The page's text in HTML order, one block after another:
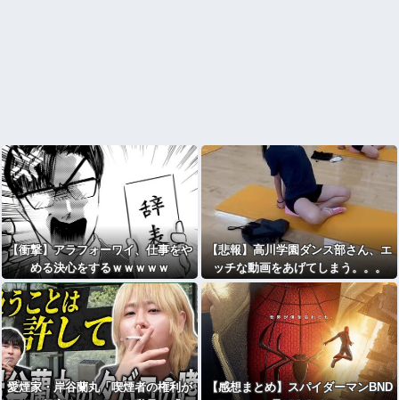
【衝撃】アラフォーワイ、仕事をや
める決心をするｗｗｗｗｗ
【悲報】高川学園ダンス部さん、エ
ッチな動画をあげてしまう。。。
愛煙家・岸谷蘭丸「喫煙者の権利が
【感想まとめ】スパイダーマンBND